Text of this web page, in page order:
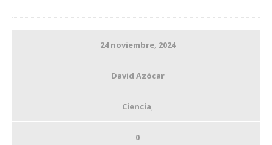
24 noviembre, 2024
David Azócar
Ciencia,
0